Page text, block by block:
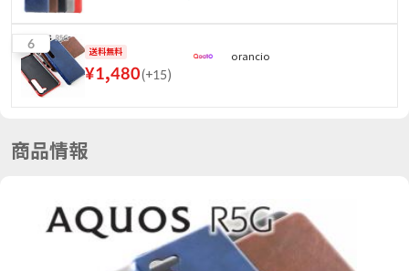
6
送料無料
¥1,480(+15)
orancio
商品情報